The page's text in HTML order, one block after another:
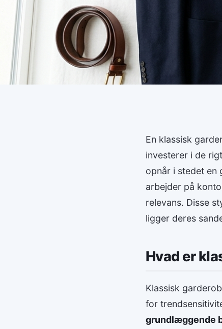
En klassisk
investerer i de
opnår i stedet en
arbejder på
relevans. Disse
ligger deres
Hvad er
Klassisk
for
grundlæggende